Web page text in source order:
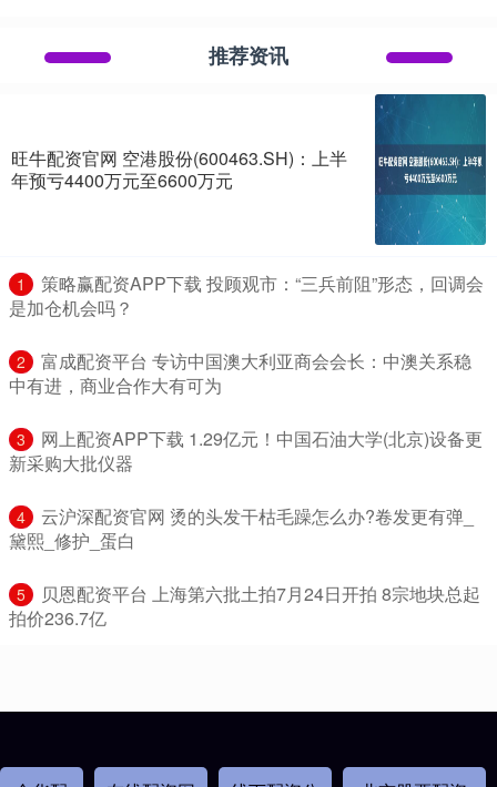
推荐资讯
旺牛配资官网 空港股份(600463.SH)：上半
年预亏4400万元至6600万元
1
​策略赢配资APP下载 投顾观市：“三兵前阻”形态，回调会
是加仓机会吗？
2
​富成配资平台 专访中国澳大利亚商会会长：中澳关系稳
中有进，商业合作大有可为
3
​网上配资APP下载 1.29亿元！中国石油大学(北京)设备更
新采购大批仪器
4
​云沪深配资官网 烫的头发干枯毛躁怎么办?卷发更有弹_
黛熙_修护_蛋白
5
​贝恩配资平台 上海第六批土拍7月24日开拍 8宗地块总起
拍价236.7亿